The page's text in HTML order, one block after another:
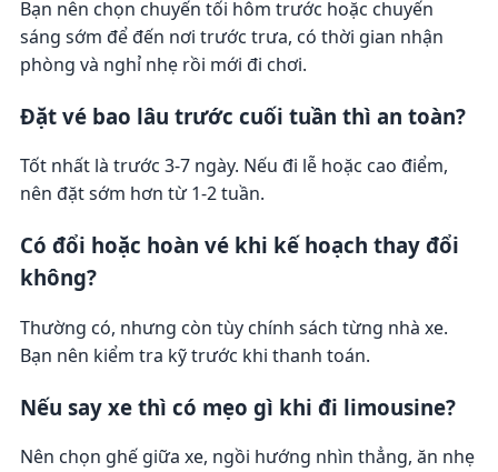
Bạn nên chọn chuyến tối hôm trước hoặc chuyến
sáng sớm để đến nơi trước trưa, có thời gian nhận
phòng và nghỉ nhẹ rồi mới đi chơi.
Đặt vé bao lâu trước cuối tuần thì an toàn?
Tốt nhất là trước 3-7 ngày. Nếu đi lễ hoặc cao điểm,
nên đặt sớm hơn từ 1-2 tuần.
Có đổi hoặc hoàn vé khi kế hoạch thay đổi
không?
Thường có, nhưng còn tùy chính sách từng nhà xe.
Bạn nên kiểm tra kỹ trước khi thanh toán.
Nếu say xe thì có mẹo gì khi đi limousine?
Nên chọn ghế giữa xe, ngồi hướng nhìn thẳng, ăn nhẹ